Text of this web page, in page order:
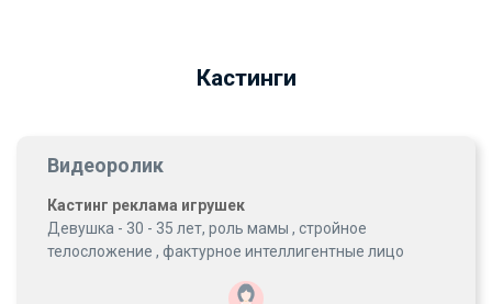
Кастинги
Видеоролик
Кастинг реклама игрушек
Девушка - 30 - 35 лет, роль мамы , стройное
телосложение , фактурное интеллигентные лицо